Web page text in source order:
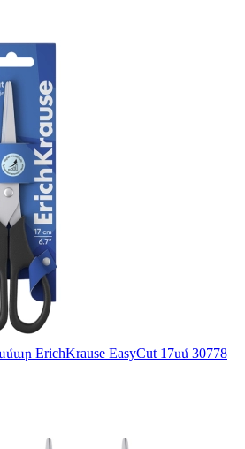
ErichKrause EasyCut 17սմ 30778